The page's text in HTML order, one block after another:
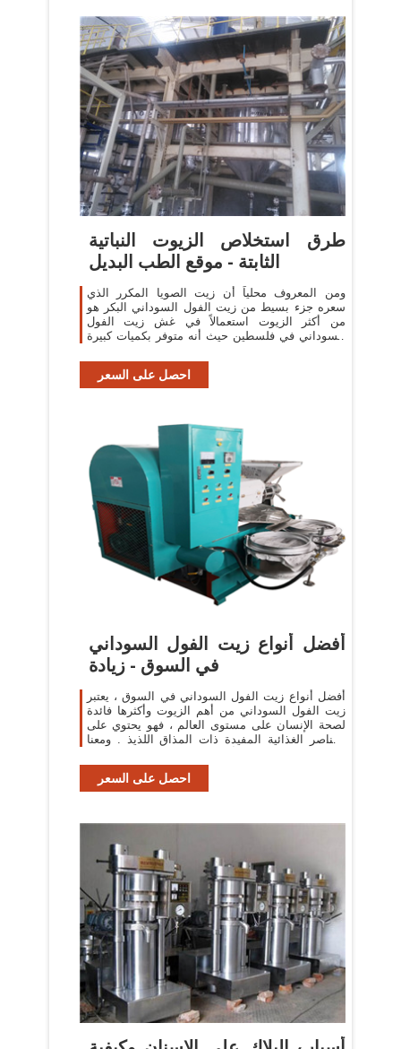
طرق استخلاص الزيوت النباتية
الثابتة - موقع الطب البديل
ومن المعروف محلياً أن زيت الصويا المكرر الذي
سعره جزء بسيط من زيت الفول السوداني البكر هو
من أكثر الزيوت استعمالاً في غش زيت الفول
السوداني في فلسطين حيث أنه متوفر بكميات كبيرة
احصل على السعر
أفضل أنواع زيت الفول السوداني
في السوق - زيادة
أفضل أنواع زيت الفول السوداني في السوق ، يعتبر
زيت الفول السوداني من أهم الزيوت وأكثرها فائدة
لصحة الإنسان على مستوى العالم ، فهو يحتوي على
العناصر الغذائية المفيدة ذات المذاق اللذيذ . ومعنا
احصل على السعر